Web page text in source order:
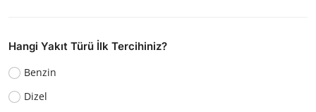
Hangi Yakıt Türü İlk Tercihiniz?
Benzin
Dizel